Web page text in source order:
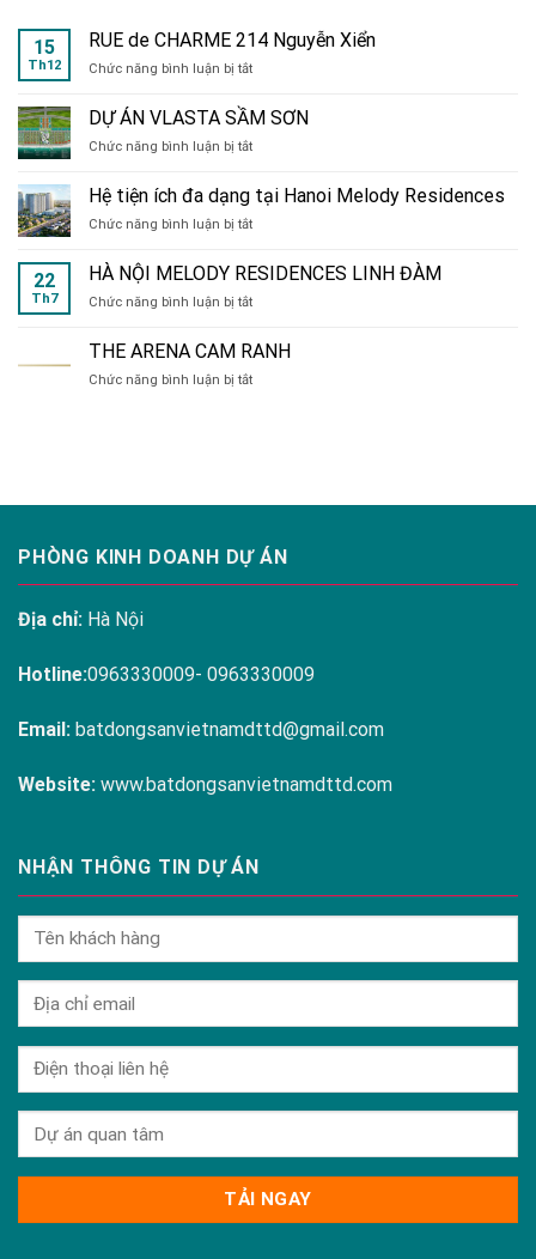
15
Th12
RUE de CHARME 214 Nguyễn Xiển
Chức năng bình luận bị tắtở
de
CHARME
214
Xiển
DỰ ÁN VLASTA SẦM SƠN
Chức năng bình luận bị tắtở
ÁN
VLASTA
SẦM
Hệ tiện ích đa dạng tại Hanoi Melody Residences
Chức năng bình luận bị tắtở
tiện
ích
đa
tại
Melody
22
Th7
HÀ NỘI MELODY RESIDENCES LINH ĐÀM
Chức năng bình luận bị tắtở
NỘI
MELODY
RESIDENCES
THE ARENA CAM RANH
Chức năng bình luận bị tắtở
PHÒNG KINH DOANH DỰ ÁN
Địa chỉ: Hà Nội
Hotline:0963330009- 0963330009
Email: batdongsanvietnamdttd@gmail.com
Website: www.batdongsanvietnamdttd.com
NHẬN THÔNG TIN DỰ ÁN